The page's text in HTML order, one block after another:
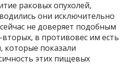
раковых опухолей,
они исключительно
не доверяет подобным
в противовес им есть
которые показали
этих пищевых